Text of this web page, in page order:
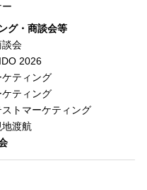
グ・商談会等
会
2026
ティング
ティング
トマーケティング
渡航